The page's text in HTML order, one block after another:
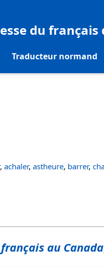
du français
Traducteur normand
, achaler, astheure, barrer,
au Canada